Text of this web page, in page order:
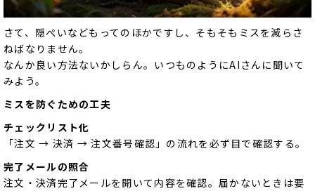
さて、隠ぺいなどもってのほかですし、そもそもミスを減らさ
ねばなりません。
なんか良い方法ないかしらん。いつものようにAIさんに聞いて
みよう。
ミスを防ぐための工夫
チェックリスト化
「注文 → 決済 → 注文番号確認」の流れを必ず目で確認する。
完了メールの照合
注文・決済完了メールを開いて内容を確認。届かないときは要